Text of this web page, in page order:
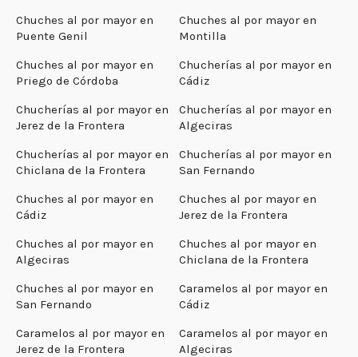
Chuches al por mayor en
Puente Genil
Chuches al por mayor en
Montilla
Chuches al por mayor en
Priego de Córdoba
Chucherías al por mayor en
Cádiz
Chucherías al por mayor en
Jerez de la Frontera
Chucherías al por mayor en
Algeciras
Chucherías al por mayor en
Chiclana de la Frontera
Chucherías al por mayor en
San Fernando
Chuches al por mayor en
Cádiz
Chuches al por mayor en
Jerez de la Frontera
Chuches al por mayor en
Algeciras
Chuches al por mayor en
Chiclana de la Frontera
Chuches al por mayor en
San Fernando
Caramelos al por mayor en
Cádiz
Caramelos al por mayor en
Jerez de la Frontera
Caramelos al por mayor en
Algeciras